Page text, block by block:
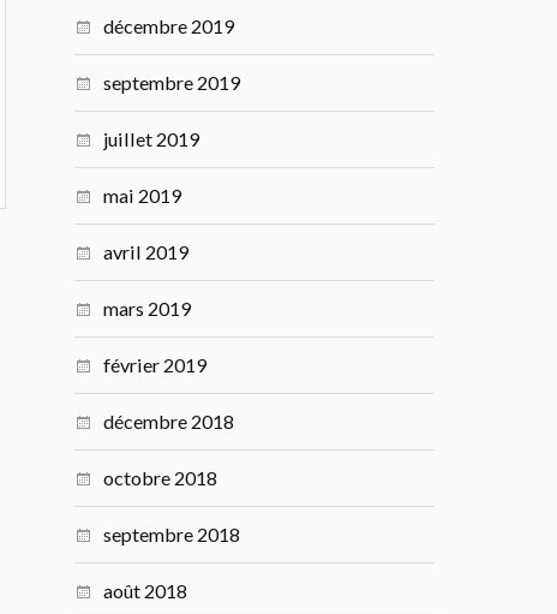
décembre 2019
septembre 2019
juillet 2019
mai 2019
avril 2019
mars 2019
février 2019
décembre 2018
octobre 2018
septembre 2018
août 2018